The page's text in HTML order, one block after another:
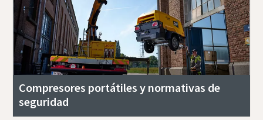
Compresores portátiles y normativas de
seguridad